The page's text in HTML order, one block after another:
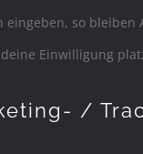
eingeben, so bleiben
deine Einwilligung
/